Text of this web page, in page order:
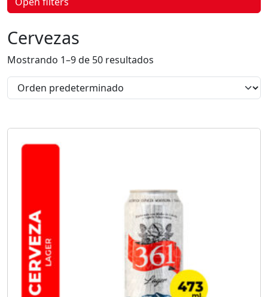
d
u
c
t
o
Cervezas
Mostrando 1–9 de 50 resultados